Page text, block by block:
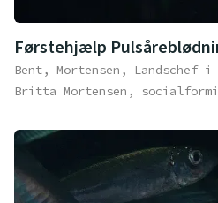
Førstehjælp
Bent, Mortensen, Landschef i
Britta Mortensen,